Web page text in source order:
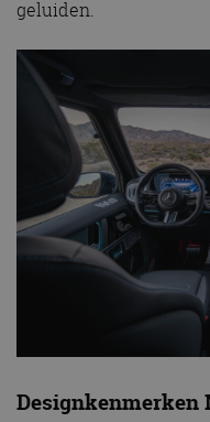
geluiden.
Designkenmerken